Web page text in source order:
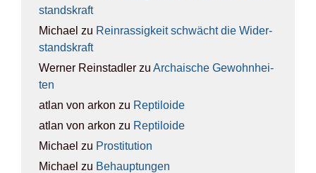
stands­kraft
Michael zu Rein­ras­sig­keit schwächt die Wider­
stands­kraft
Werner Reinstadler zu Archai­sche Gewohn­hei­
ten
atlan von arkon zu Rep­ti­lo­ide
atlan von arkon zu Rep­ti­lo­ide
Michael zu Pro­sti­tu­ti­on
Michael zu Behaup­tun­gen